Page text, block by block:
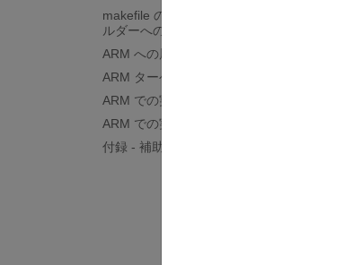
makefile の更新とプロジェクト フォ
ルダーへのコピー
ARM への展開
ARM ターゲットへのコードの転送
ARM での実行可能ファイルのビルド
ARM での実行可能ファイルの実行
付録 - 補助関数